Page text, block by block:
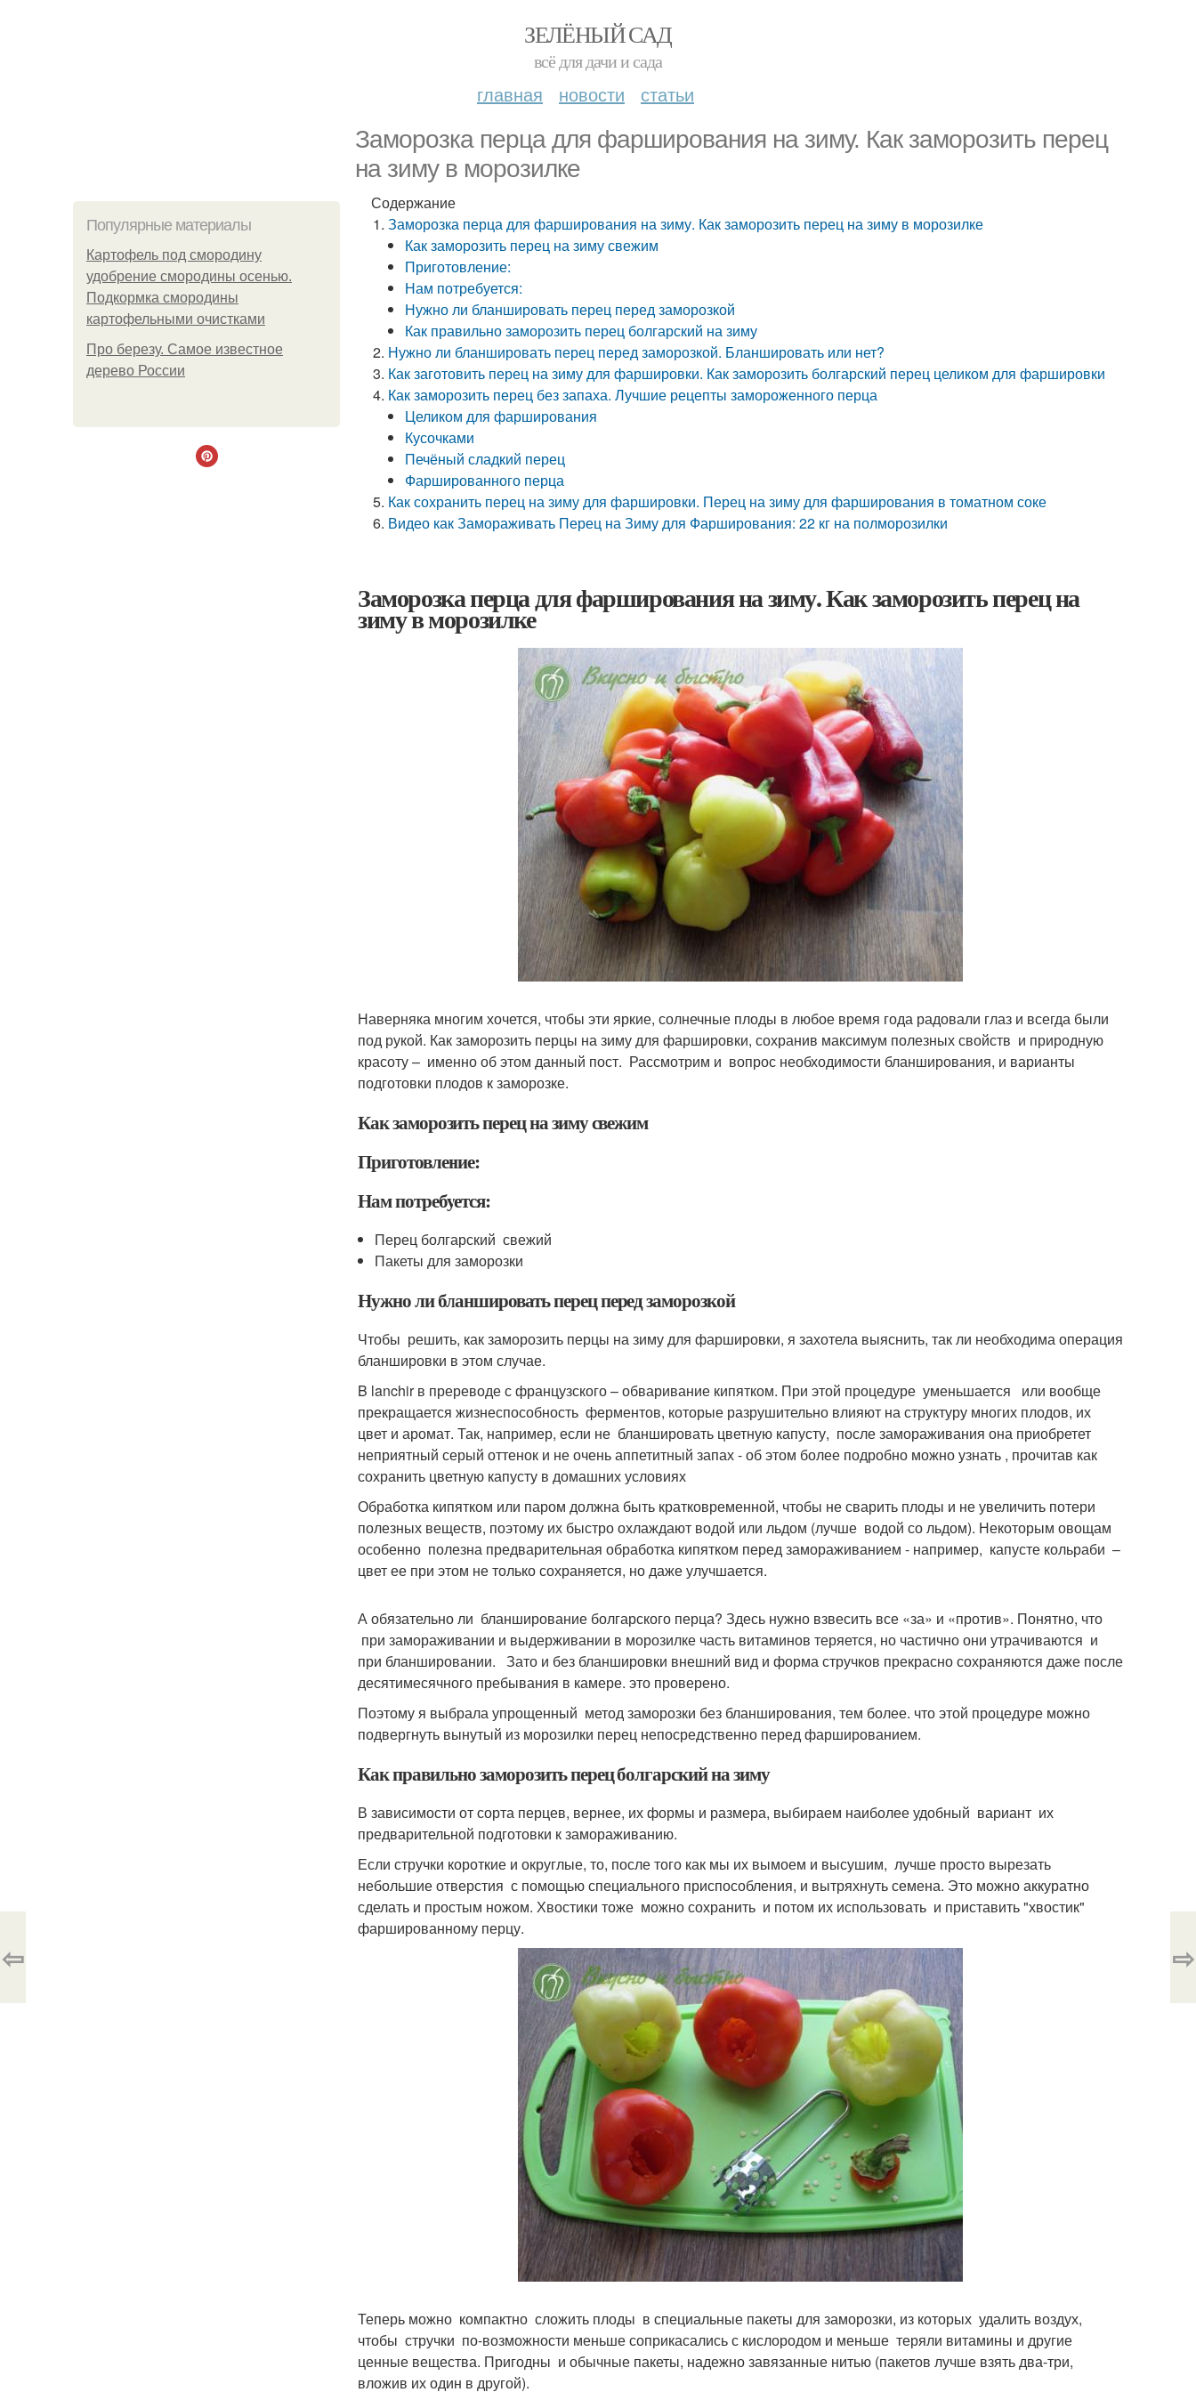
ЗЕЛЁНЫЙ САД
всё для дачи и сада
главная новости статьи
Заморозка перца для фарширования на зиму. Как заморозить перец
на зиму в морозилке
Популярные материалы
Картофель под смородину
удобрение смородины осенью.
Подкормка смородины
картофельными очистками
Про березу. Самое известное
дерево России
Содержание
Заморозка перца для фарширования на зиму. Как заморозить перец на зиму в морозилке
Как заморозить перец на зиму свежим
Приготовление:
Нам потребуется:
Нужно ли бланшировать перец перед заморозкой
Как правильно заморозить перец болгарский на зиму
Нужно ли бланшировать перец перед заморозкой. Бланшировать или нет?
Как заготовить перец на зиму для фаршировки. Как заморозить болгарский перец целиком для фаршировки
Как заморозить перец без запаха. Лучшие рецепты замороженного перца
Целиком для фарширования
Кусочками
Печёный сладкий перец
Фаршированного перца
Как сохранить перец на зиму для фаршировки. Перец на зиму для фарширования в томатном соке
Видео как Замораживать Перец на Зиму для Фарширования: 22 кг на полморозилки
Заморозка перца для фарширования на зиму. Как заморозить перец на
зиму в морозилке
Наверняка многим хочется, чтобы эти яркие, солнечные плоды в любое время года радовали глаз и всегда были
под рукой. Как заморозить перцы на зиму для фаршировки, сохранив максимум полезных свойств и природную
красоту – именно об этом данный пост. Рассмотрим и вопрос необходимости бланширования, и варианты
подготовки плодов к заморозке.
Как заморозить перец на зиму свежим
Приготовление:
Нам потребуется:
Перец болгарский свежий
Пакеты для заморозки
Нужно ли бланшировать перец перед заморозкой
Чтобы решить, как заморозить перцы на зиму для фаршировки, я захотела выяснить, так ли необходима операция
бланшировки в этом случае.
B lanchir в пререводе с французского – обваривание кипятком. При этой процедуре уменьшается или вообще
прекращается жизнеспособность ферментов, которые разрушительно влияют на структуру многих плодов, их
цвет и аромат. Так, например, если не бланшировать цветную капусту, после замораживания она приобретет
неприятный серый оттенок и не очень аппетитный запах - об этом более подробно можно узнать , прочитав как
сохранить цветную капусту в домашних условиях
Обработка кипятком или паром должна быть кратковременной, чтобы не сварить плоды и не увеличить потери
полезных веществ, поэтому их быстро охлаждают водой или льдом (лучше водой со льдом). Некоторым овощам
особенно полезна предварительная обработка кипятком перед замораживанием - например, капусте кольраби –
цвет ее при этом не только сохраняется, но даже улучшается.
А обязательно ли бланширование болгарского перца? Здесь нужно взвесить все «за» и «против». Понятно, что
при замораживании и выдерживании в морозилке часть витаминов теряется, но частично они утрачиваются и
при бланшировании. Зато и без бланшировки внешний вид и форма стручков прекрасно сохраняются даже после
десятимесячного пребывания в камере. это проверено.
Поэтому я выбрала упрощенный метод заморозки без бланширования, тем более. что этой процедуре можно
подвергнуть вынутый из морозилки перец непосредственно перед фаршированием.
Как правильно заморозить перец болгарский на зиму
В зависимости от сорта перцев, вернее, их формы и размера, выбираем наиболее удобный вариант их
предварительной подготовки к замораживанию.
Если стручки короткие и округлые, то, после того как мы их вымоем и высушим, лучше просто вырезать
небольшие отверстия с помощью специального приспособления, и вытряхнуть семена. Это можно аккуратно
сделать и простым ножом. Хвостики тоже можно сохранить и потом их использовать и приставить "хвостик"
фаршированному перцу.
Теперь можно компактно сложить плоды в специальные пакеты для заморозки, из которых удалить воздух,
чтобы стручки по-возможности меньше соприкасались с кислородом и меньше теряли витамины и другие
ценные вещества. Пригодны и обычные пакеты, надежно завязанные нитью (пакетов лучше взять два-три,
вложив их один в другой).
⇦ ⇨